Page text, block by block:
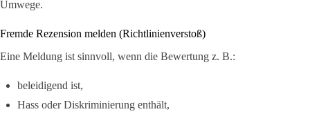
Umwege.
Fremde Rezension melden (Richtlinienverstoß)
Eine Meldung ist sinnvoll, wenn die Bewertung z. B.:
beleidigend ist,
Hass oder Diskriminierung enthält,